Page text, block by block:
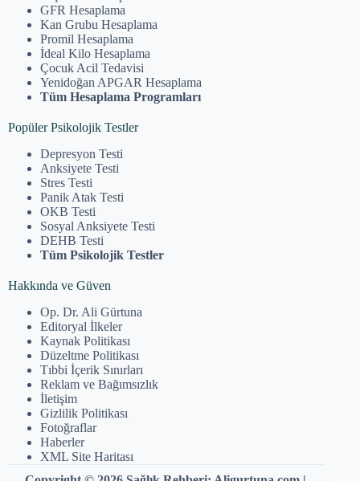
GFR Hesaplama
Kan Grubu Hesaplama
Promil Hesaplama
İdeal Kilo Hesaplama
Çocuk Acil Tedavisi
Yenidoğan APGAR Hesaplama
Tüm Hesaplama Programları
Popüler Psikolojik Testler
Depresyon Testi
Anksiyete Testi
Stres Testi
Panik Atak Testi
OKB Testi
Sosyal Anksiyete Testi
DEHB Testi
Tüm Psikolojik Testler
Hakkında ve Güven
Op. Dr. Ali Gürtuna
Editoryal İlkeler
Kaynak Politikası
Düzeltme Politikası
Tıbbi İçerik Sınırları
Reklam ve Bağımsızlık
İletişim
Gizlilik Politikası
Fotoğraflar
Haberler
XML Site Haritası